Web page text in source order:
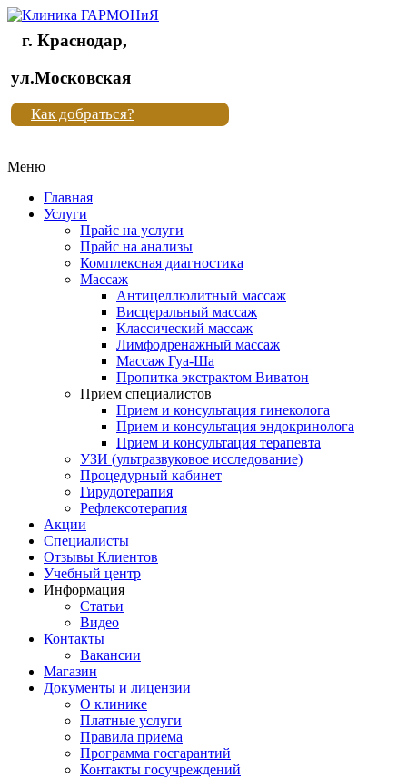
Клиника
"Новая
жизнь"
Клиника
жизнь"
г. Краснодар,
ул.Московская
Как добраться?
Меню
Главная
Услуги
Прайс на услуги
Прайс на анализы
Комплексная диагностика
Массаж
Антицеллюлитный массаж
Висцеральный массаж
Классический массаж
Лимфодренажный массаж
Массаж Гуа-Ша
Пропитка экстрактом Виватон
Прием специалистов
Прием и консультация гинеколога
Прием и консультация эндокринолога
Прием и консультация терапевта
УЗИ (ультразвуковое исследование)
Процедурный кабинет
Гирудотерапия
Рефлексотерапия
Акции
Специалисты
Отзывы Клиентов
Учебный центр
Информация
Статьи
Видео
Контакты
Вакансии
Магазин
Документы и лицензии
О клинике
Платные услуги
Правила приема
Программа госгарантий
Контакты госучреждений